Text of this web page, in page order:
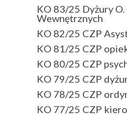
KO 83/25 Dyżury
Wewnętrznych
KO 82/25 CZP
KO 81/25 CZP
KO 80/25 CZP
KO 79/25 CZP
KO 78/25 CZP
KO 77/25 CZP